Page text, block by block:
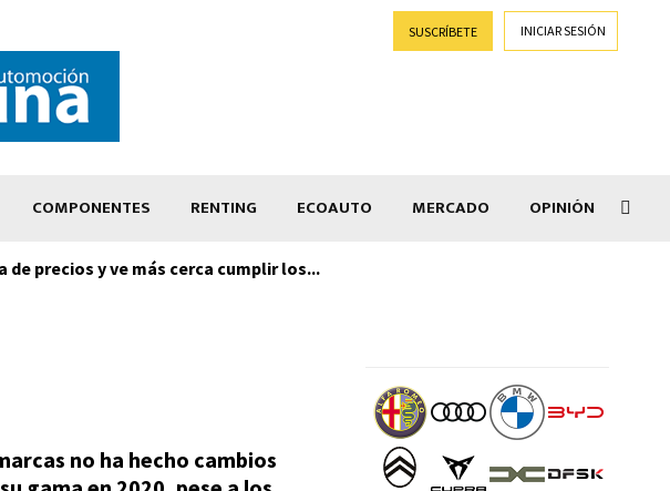
SUSCRÍBETE INICIAR SESIÓN
COMPONENTES RENTING ECOAUTO MERCADO OPINIÓN
precios y ve más cerca cumplir los...
no ha hecho cambios